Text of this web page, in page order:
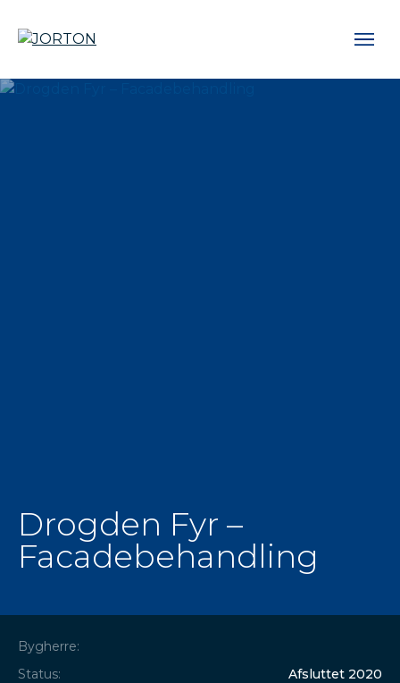
Drogden Fyr –
Facadebehandling
Bygherre:
Status:
Afsluttet 2020